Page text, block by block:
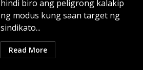
hindi biro ang peligrong kalakip
ng modus kung saan target ng
sindikato...
Read More